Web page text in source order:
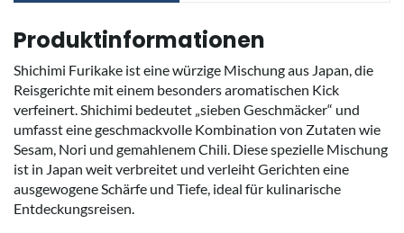
Produktinformationen
Shichimi Furikake ist eine würzige Mischung aus Japan, die
Reisgerichte mit einem besonders aromatischen Kick
verfeinert. Shichimi bedeutet „sieben Geschmäcker“ und
umfasst eine geschmackvolle Kombination von Zutaten wie
Sesam, Nori und gemahlenem Chili. Diese spezielle Mischung
ist in Japan weit verbreitet und verleiht Gerichten eine
ausgewogene Schärfe und Tiefe, ideal für kulinarische
Entdeckungsreisen.